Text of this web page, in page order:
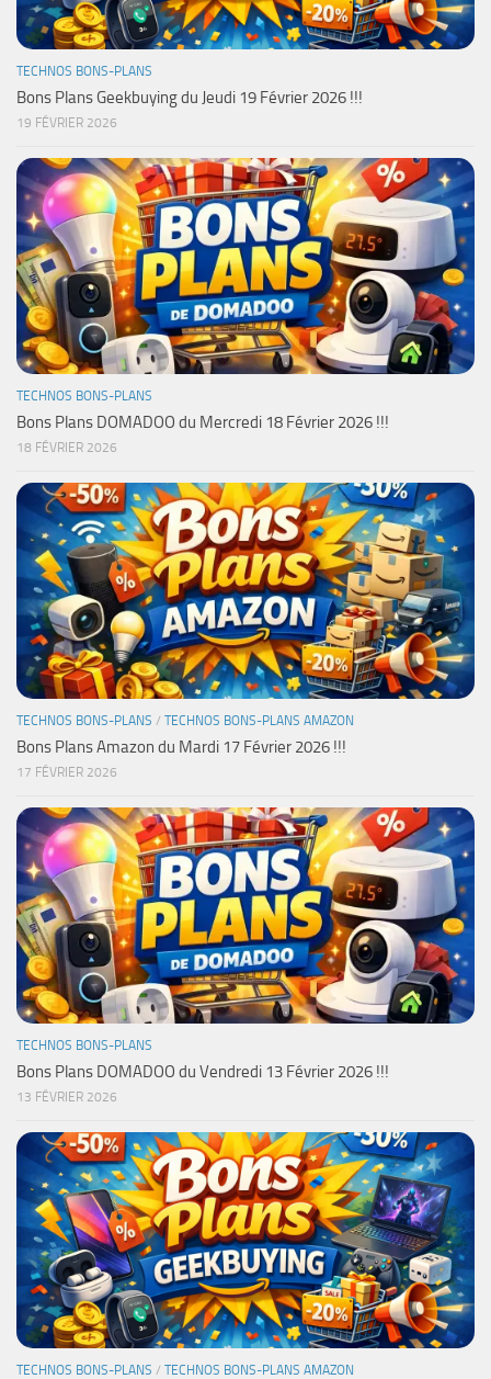
TECHNOS BONS-PLANS
Bons Plans Geekbuying du Jeudi 19 Février 2026 !!!
19 FÉVRIER 2026
TECHNOS BONS-PLANS
Bons Plans DOMADOO du Mercredi 18 Février 2026 !!!
18 FÉVRIER 2026
TECHNOS BONS-PLANS / TECHNOS BONS-PLANS AMAZON
Bons Plans Amazon du Mardi 17 Février 2026 !!!
17 FÉVRIER 2026
TECHNOS BONS-PLANS
Bons Plans DOMADOO du Vendredi 13 Février 2026 !!!
13 FÉVRIER 2026
TECHNOS BONS-PLANS / TECHNOS BONS-PLANS AMAZON